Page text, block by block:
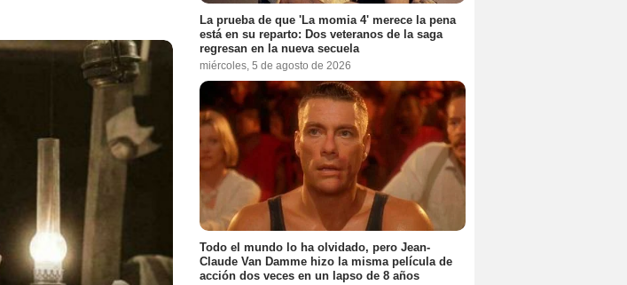
La prueba de que 'La momia 4' merece la pena
está en su reparto: Dos veteranos de la saga
regresan en la nueva secuela
miércoles, 5 de agosto de 2026
Todo el mundo lo ha olvidado, pero Jean-
Claude Van Damme hizo la misma película de
acción dos veces en un lapso de 8 años